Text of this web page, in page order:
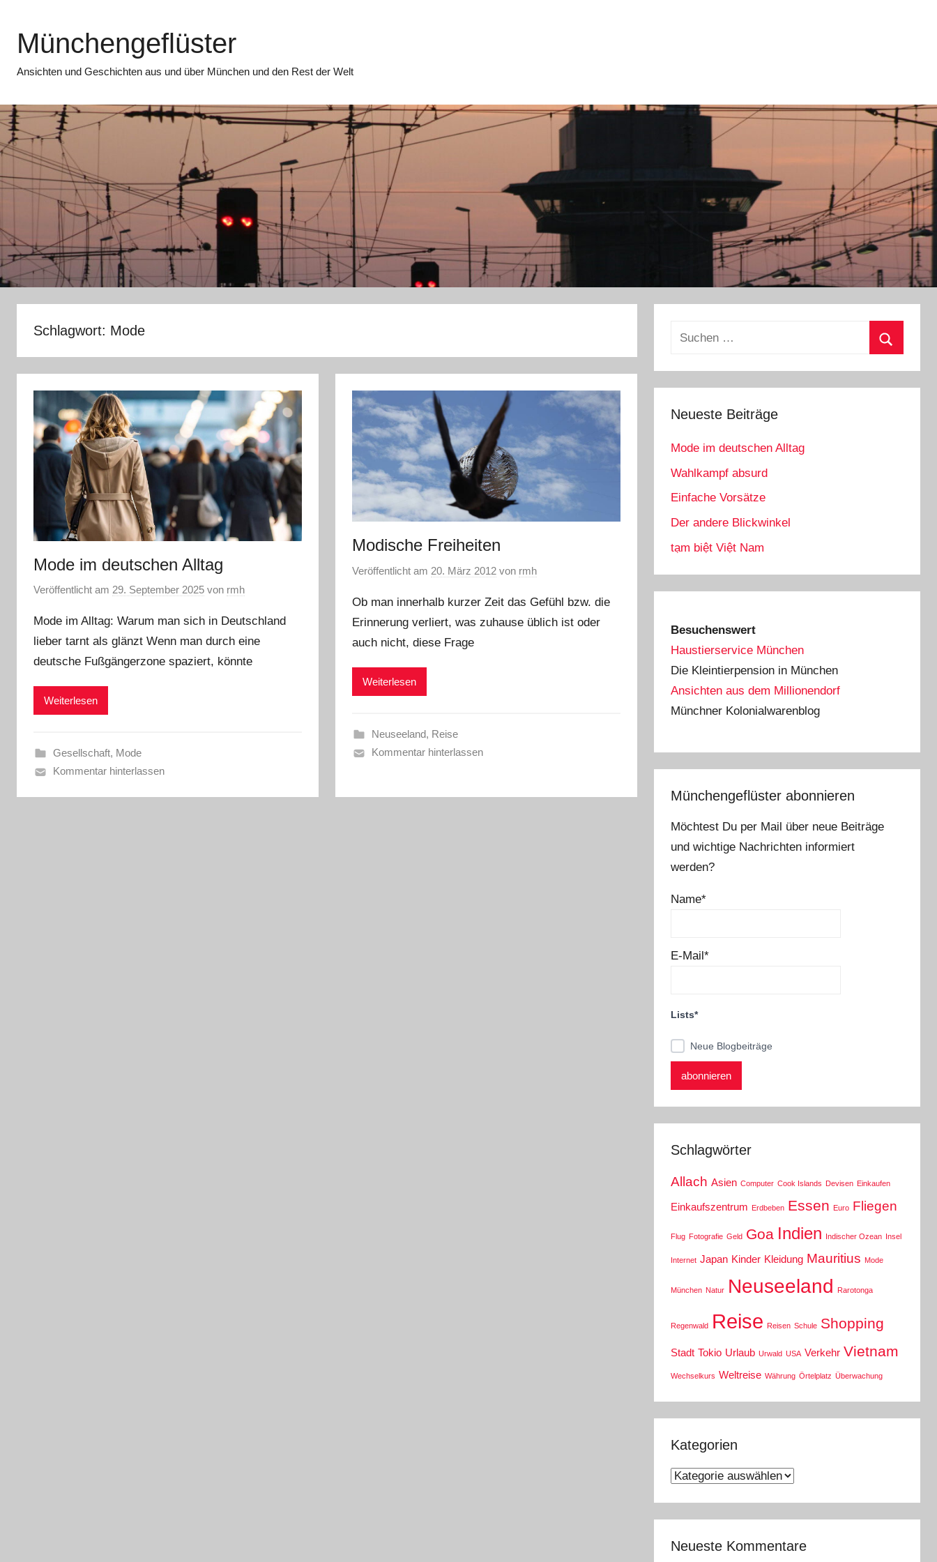
springen
Münchengeflüster
Ansichten und Geschichten aus und über München und den Rest der Welt
Schlagwort: Mode
Mode im deutschen Alltag
Veröffentlicht am 29. September 2025 von rmh
Mode im Alltag: Warum man sich in Deutschland
lieber tarnt als glänzt Wenn man durch eine
deutsche Fußgängerzone spaziert, könnte
Weiterlesen
Gesellschaft, Mode
Kommentar hinterlassen
Modische Freiheiten
Veröffentlicht am 20. März 2012 von rmh
Ob man innerhalb kurzer Zeit das Gefühl bzw. die
Erinnerung verliert, was zuhause üblich ist oder
auch nicht, diese Frage
Weiterlesen
Neuseeland, Reise
Kommentar hinterlassen
Suchen
Neueste Beiträge
Mode im deutschen Alltag
Wahlkampf absurd
Einfache Vorsätze
Der andere Blickwinkel
tạm biệt Việt Nam
Besuchenswert
Haustierservice München
Die Kleintierpension in München
Ansichten aus dem Millionendorf
Münchner Kolonialwarenblog
Münchengeflüster abonnieren
Möchtest Du per Mail über neue Beiträge
und wichtige Nachrichten informiert
werden?
Name*
E-Mail*
Lists*
Neue Blogbeiträge
Schlagwörter
Allach Asien Computer Cook Islands Devisen Einkaufen
Einkaufszentrum Erdbeben Essen Euro Fliegen
Flug Fotografie Geld Goa Indien Indischer Ozean Insel
Internet Japan Kinder Kleidung Mauritius Mode
München Natur Neuseeland Rarotonga
Regenwald Reise Reisen Schule Shopping
Stadt Tokio Urlaub Urwald USA Verkehr Vietnam
Wechselkurs Weltreise Währung Örtelplatz Überwachung
Kategorien
Kategorien
Neueste Kommentare